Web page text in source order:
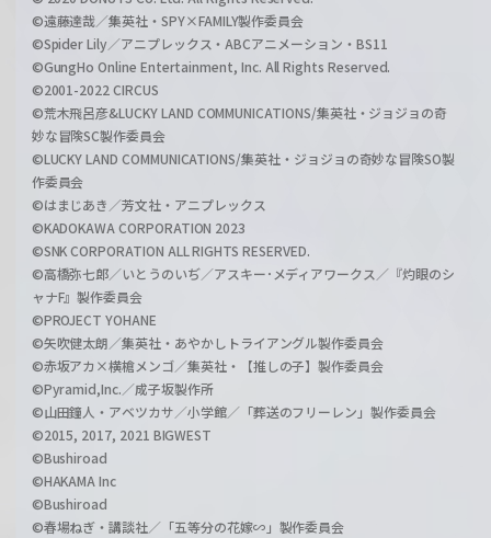
©遠藤達哉／集英社・SPY×FAMILY製作委員会
©Spider Lily／アニプレックス・ABCアニメーション・BS11
©GungHo Online Entertainment, Inc. All Rights Reserved.
©2001-2022 CIRCUS
©荒木飛呂彦&LUCKY LAND COMMUNICATIONS/集英社・ジョジョの奇
妙な冒険SC製作委員会
©LUCKY LAND COMMUNICATIONS/集英社・ジョジョの奇妙な冒険SO製
作委員会
©はまじあき／芳文社・アニプレックス
©KADOKAWA CORPORATION 2023
©SNK CORPORATION ALL RIGHTS RESERVED.
©高橋弥七郎／いとうのいぢ／アスキー･メディアワークス／『灼眼のシ
ャナF』製作委員会
©PROJECT YOHANE
©矢吹健太朗／集英社・あやかしトライアングル製作委員会
©赤坂アカ×横槍メンゴ／集英社・【推しの子】製作委員会
©Pyramid,Inc.／成子坂製作所
©山田鐘人・アベツカサ／小学館／「葬送のフリーレン」製作委員会
©2015, 2017, 2021 BIGWEST
©Bushiroad
©HAKAMA Inc
©Bushiroad
©春場ねぎ・講談社／「五等分の花嫁∽」製作委員会